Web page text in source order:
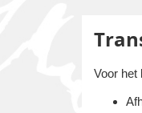
Voor het